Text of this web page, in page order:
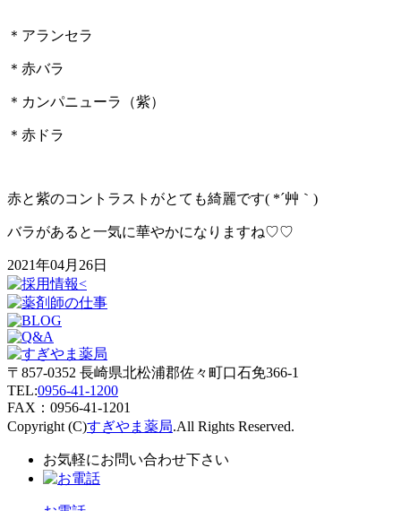
＊アランセラ
＊赤バラ
＊カンパニューラ（紫）
＊赤ドラ
赤と紫のコントラストがとても綺麗です( *´艸｀)
バラがあると一気に華やかになりますね♡♡
2021年04月26日
〒857-0352 長崎県北松浦郡佐々町口石免366-1
TEL:0956-41-1200
FAX：0956-41-1201
Copyright (C)すぎやま薬局.All Rights Reserved.
お気軽にお問い合わせ下さい